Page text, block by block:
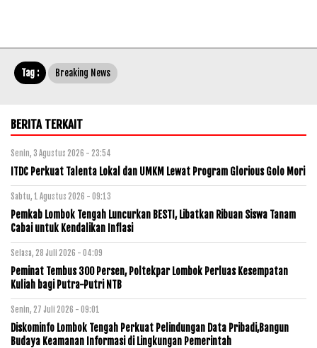
Tag : Breaking News
BERITA TERKAIT
Senin, 3 Agustus 2026 - 23:54
ITDC Perkuat Talenta Lokal dan UMKM Lewat Program Glorious Golo Mori
Sabtu, 1 Agustus 2026 - 09:13
Pemkab Lombok Tengah Luncurkan BESTI, Libatkan Ribuan Siswa Tanam
Cabai untuk Kendalikan Inflasi
Selasa, 28 Juli 2026 - 04:09
Peminat Tembus 300 Persen, Poltekpar Lombok Perluas Kesempatan
Kuliah bagi Putra-Putri NTB
Senin, 27 Juli 2026 - 09:01
Diskominfo Lombok Tengah Perkuat Pelindungan Data Pribadi,Bangun
Budaya Keamanan Informasi di Lingkungan Pemerintah